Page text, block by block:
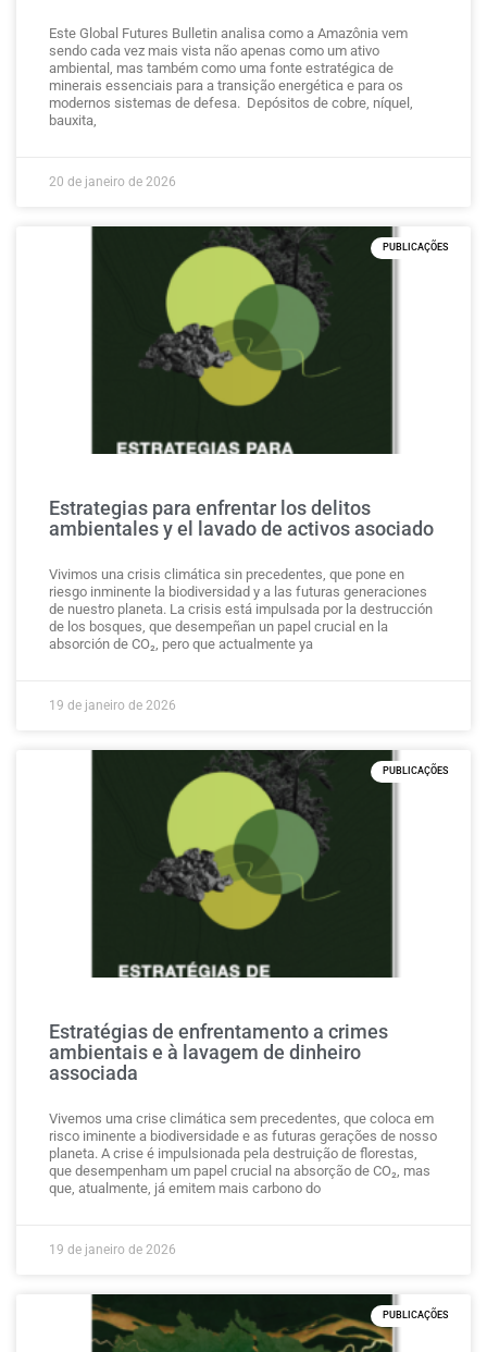
Este Global Futures Bulletin analisa como a Amazônia vem
sendo cada vez mais vista não apenas como um ativo
ambiental, mas também como uma fonte estratégica de
minerais essenciais para a transição energética e para os
modernos sistemas de defesa. Depósitos de cobre, níquel,
bauxita,
20 de janeiro de 2026
PUBLICAÇÕES
Estrategias para enfrentar los delitos
ambientales y el lavado de activos asociado
Vivimos una crisis climática sin precedentes, que pone en
riesgo inminente la biodiversidad y a las futuras generaciones
de nuestro planeta. La crisis está impulsada por la destrucción
de los bosques, que desempeñan un papel crucial en la
absorción de CO₂, pero que actualmente ya
19 de janeiro de 2026
PUBLICAÇÕES
Estratégias de enfrentamento a crimes
ambientais e à lavagem de dinheiro
associada
Vivemos uma crise climática sem precedentes, que coloca em
risco iminente a biodiversidade e as futuras gerações de nosso
planeta. A crise é impulsionada pela destruição de florestas,
que desempenham um papel crucial na absorção de CO₂, mas
que, atualmente, já emitem mais carbono do
19 de janeiro de 2026
PUBLICAÇÕES